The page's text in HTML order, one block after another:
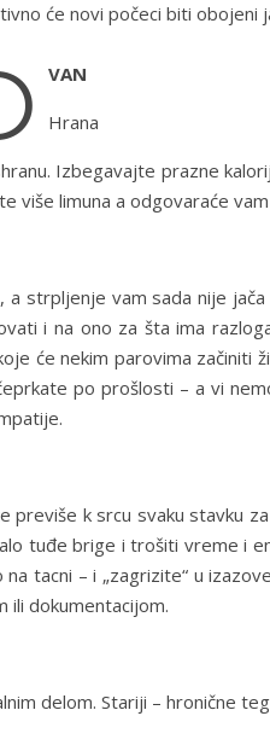
će novi počeci biti obojeni
VAN
Hrana
Izbegavajte prazne
više limuna a odgovaraće
a strpljenje vam sada nije
i na ono za šta ima
će nekim parovima začiniti
po prošlosti – a vi
k srcu svaku stavku
tuđe brige i trošiti vreme i
tacni – i „zagrizite“ u
ili dokumentacijom.
delom. Stariji – hronične